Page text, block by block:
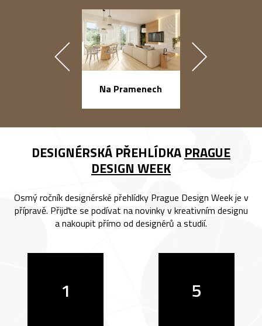
Na Pramenech
DESIGNÉRSKÁ PŘEHLÍDKA PRAGUE
DESIGN WEEK
Osmý ročník designérské přehlídky Prague Design Week je v
přípravě. Přijďte se podívat na novinky v kreativním designu
a nakoupit přímo od designérů a studií.
1 5